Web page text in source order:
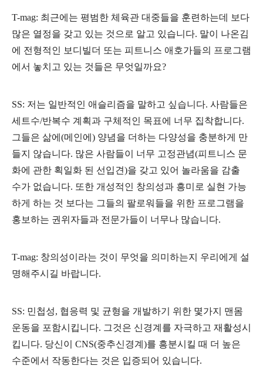
T-mag: 최근에는 평범한 체육관 대중들을 훈련하는데 보다
많은 열정을 갖고 있는 것으로 알고 있습니다. 말이 나온김
에 전형적인 보디빌더 또는 피트니스 애호가들의 프로그램
에서 놓치고 있는 것들은 무엇일까요?
SS: 저는 일반적인 애슬리즘을 말하고 싶습니다. 사람들은
세트수/반복수 계획과 구체적인 목표에 너무 집착합니다.
그들은 삶에(메인에) 양념을 더하는 다양성을 충분하게 만
들지 않습니다. 많은 사람들이 너무 고정관념(피트니스 문
화에 관한 획일화 된 선입견)을 갖고 있어 놀라움을 감출
수가 없습니다. 또한 개성적인 창의성과 흥미로 실현 가능
하게 하는 것 보다는 그들의 팔로워들을 위한 프로그램을
홍보하는 권위자들과 전문가들이 너무나 많습니다.
T-mag: 창의성이라는 것이 무엇을 의미하는지 우리에게 설
명해주시길 바랍니다.
SS: 민첩성, 협응력 및 균형을 개발하기 위한 몇가지 맨몸
운동을 포함시킵니다. 그것은 신경계를 자극하고 재활성시
킵니다. 당신이 CNS(중추신경계)를 흥분시킬 때 더 높은
수준에서 작동한다는 것은 입증되어 있습니다.